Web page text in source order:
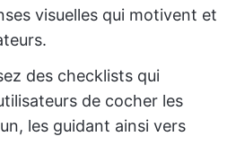
visuelles qui motivent et
des checklists qui
de cocher les
les guidant ainsi vers